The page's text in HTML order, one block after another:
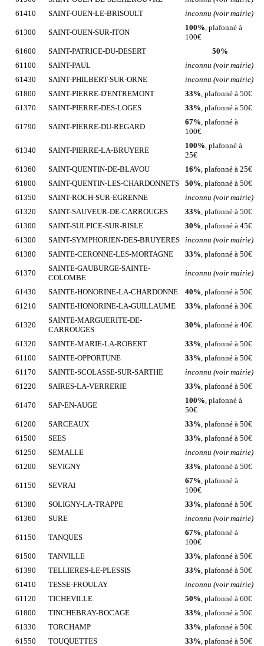
61410
SAINT-OUEN-LE-BRISOULT inconnu (voir mairie)
61300 SAINT-OUEN-SUR-ITON
100% , plafonné à
100€
61600
SAINT-PATRICE-DU-DESERT
50%
61100
SAINT-PAUL
inconnu (voir mairie)
61430
SAINT-PHILBERT-SUR-ORNE
inconnu (voir mairie)
61800
SAINT-PIERRE-D'ENTREMONT 33% , plafonné à 50€
61370
SAINT-PIERRE-DES-LOGES 33% , plafonné à 50€
61790 SAINT-PIERRE-DU-REGARD
67% , plafonné à
100€
61340 SAINT-PIERRE-LA-BRUYERE
100% , plafonné à
25€
61360
SAINT-QUENTIN-DE-BLAVOU 16% , plafonné à 25€
61800
SAINT-QUENTIN-LES-CHARDONNETS 50% , plafonné à 50€
61350
SAINT-ROCH-SUR-EGRENNE
inconnu (voir mairie)
61320
SAINT-SAUVEUR-DE-CARROUGES 33% , plafonné à 50€
61300
SAINT-SULPICE-SUR-RISLE 30% , plafonné à 45€
61300
SAINT-SYMPHORIEN-DES-BRUYERES
inconnu (voir mairie)
61380
SAINTE-CERONNE-LES-MORTAGNE 33% , plafonné à 50€
61370
SAINTE-GAUBURGE-SAINTE-
COLOMBE
inconnu (voir mairie)
61430 SAINTE-HONORINE-LA-CHARDONNE 40% , plafonné à 50€
61210
SAINTE-HONORINE-LA-GUILLAUME 33% , plafonné à 30€
61320
SAINTE-MARGUERITE-DE-
CARROUGES
30% , plafonné à 40€
61320 SAINTE-MARIE-LA-ROBERT 33% , plafonné à 50€
61100
SAINTE-OPPORTUNE 33% , plafonné à 50€
61170
SAINTE-SCOLASSE-SUR-SARTHE
inconnu (voir mairie)
61220
SAIRES-LA-VERRERIE 33% , plafonné à 50€
61470 SAP-EN-AUGE
100% , plafonné à
50€
61200
SARCEAUX 33% , plafonné à 50€
61500
SEES 33% , plafonné à 50€
61250
SEMALLE
inconnu (voir mairie)
61200
SEVIGNY 33% , plafonné à 50€
61150 SEVRAI
67% , plafonné à
100€
61380
SOLIGNY-LA-TRAPPE 33% , plafonné à 50€
61360
SURE inconnu (voir mairie)
61150 TANQUES
67% , plafonné à
100€
61500
TANVILLE 33% , plafonné à 50€
61390
TELLIERES-LE-PLESSIS 33% , plafonné à 50€
61410
TESSE-FROULAY
inconnu (voir mairie)
61120
TICHEVILLE 50% , plafonné à 60€
61800
TINCHEBRAY-BOCAGE 33% , plafonné à 50€
61330
TORCHAMP 33% , plafonné à 50€
61550
TOUQUETTES 33% , plafonné à 50€